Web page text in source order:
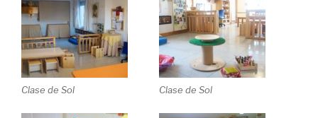
Clase de Sol Clase de Sol